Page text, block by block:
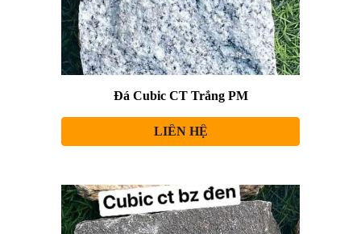
Đá Cubic CT Trắng PM
LIÊN HỆ